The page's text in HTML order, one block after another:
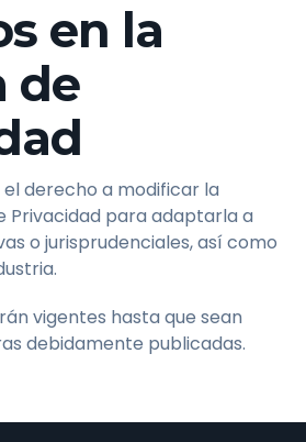
en la
de
el derecho a modificar la
Privacidad para adaptarla a
o jurisprudenciales, así como
vigentes hasta que sean
debidamente publicadas.